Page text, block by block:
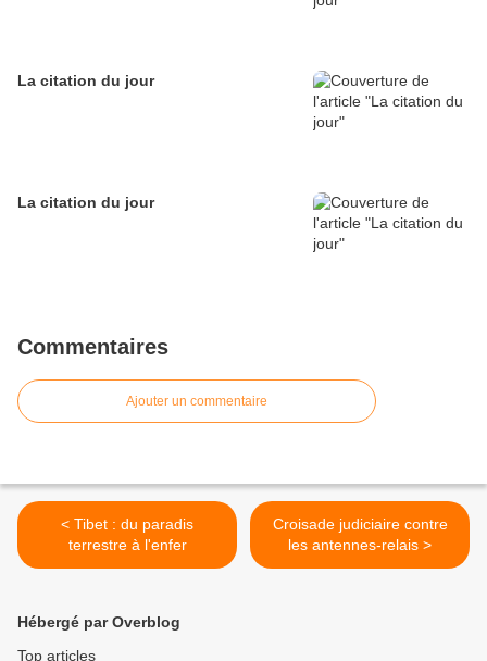
La citation du jour
La citation du jour
Commentaires
Ajouter un commentaire
< Tibet : du paradis
terrestre à l'enfer
Croisade judiciaire contre
les antennes-relais >
Hébergé par Overblog
Top articles